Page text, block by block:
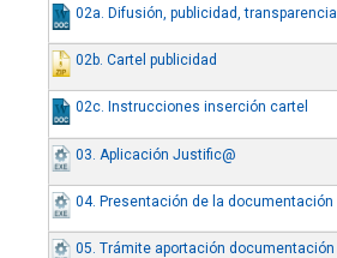
02a. Difusión, publicidad, transparencia
02b. Cartel publicidad
02c. Instrucciones inserción cartel
03. Aplicación Justific@
04. Presentación de la documentación
05. Trámite aportación documentación